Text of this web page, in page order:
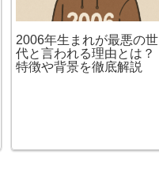
2006年生まれが最悪の世
代と言われる理由とは？
特徴や背景を徹底解説